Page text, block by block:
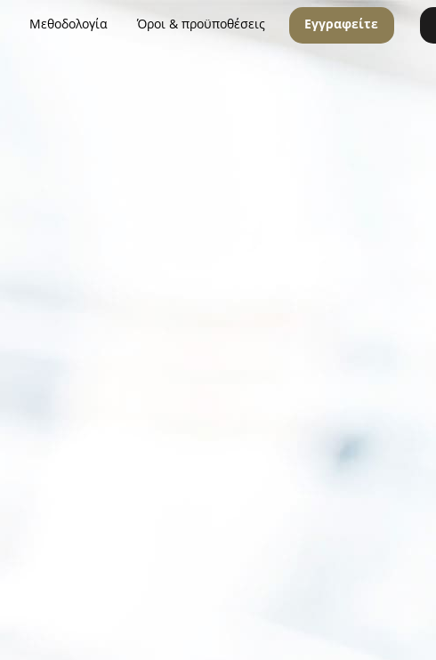
Μεθοδολογία Όροι & προϋποθέσεις Εγγραφείτε